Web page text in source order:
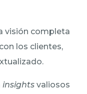
visión completa
los clientes,
insights valiosos